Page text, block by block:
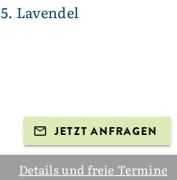
5. Lavendel
JETZT ANFRAGEN
Details und freie Termine